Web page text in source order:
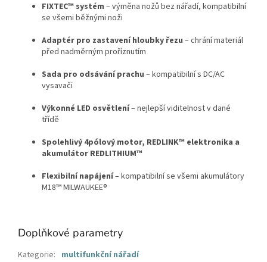
FIXTEC™ systém – výměna nožů bez nářadí, kompatibilní
se všemi běžnými noži
Adaptér pro zastavení hloubky řezu – chrání materiál
před nadměrným proříznutím
Sada pro odsávání prachu – kompatibilní s DC/AC
vysavači
Výkonné LED osvětlení– nejlepší viditelnost v dané
třídě
Spolehlivý 4pólový motor, REDLINK™ elektronika a
akumulátor REDLITHIUM™
Flexibilní napájení– kompatibilní se všemi akumulátory
M18™ MILWAUKEE®
Doplňkové parametry
Kategorie: multifunkční nářadí